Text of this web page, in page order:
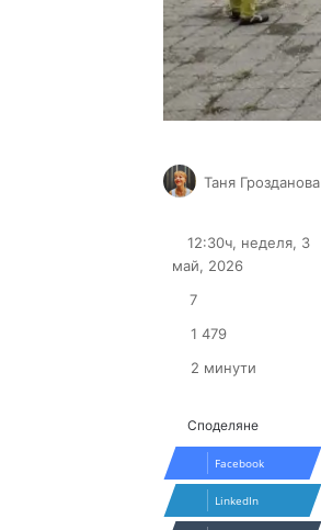
Таня Грозданова
email
12:30ч, неделя, 3
май, 2026
7
1 479
2 минути
Споделяне
Facebook
LinkedIn